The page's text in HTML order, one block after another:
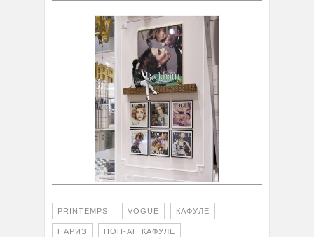
PRINTEMPS. VOGUE КАФУЛЕ
ПАРИЗ ПОП-АП КАФУЛЕ